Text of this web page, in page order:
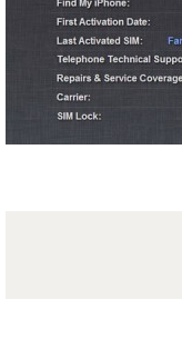
線上商城
3C租賃
MSI 舊換新